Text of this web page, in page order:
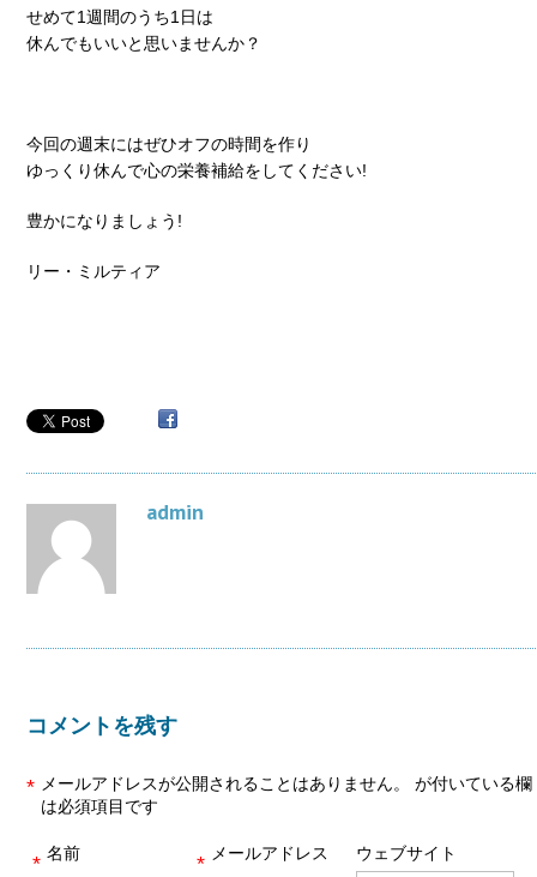
せめて1週間のうち1日は
休んでもいいと思いませんか？
今回の週末にはぜひオフの時間を作り
ゆっくり休んで心の栄養補給をしてください!
豊かになりましょう!
リー・ミルティア
admin
コメントを残す
メールアドレスが公開されることはありません。
*
が付いている欄
は必須項目です
名前
* メールアドレス
* ウェブサイト